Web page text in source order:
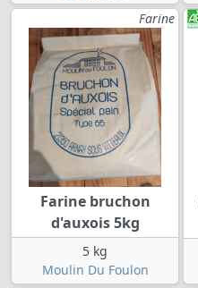
Farine
Farine bruchon
d'auxois 5kg
5 kg
Moulin Du Foulon